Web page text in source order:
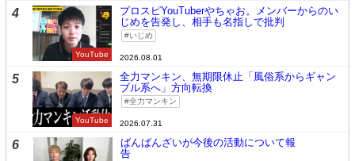
4
YouTube
プロスピYouTuberやちゃお。メンバーからのい
じめを告発し、相手も名指しで批判
いじめ
2026.08.01
5
YouTube
全力マンキン、無期限休止「風俗系からギャン
ブル系へ」方向転換
全力マンキン
2026.07.31
6
ばんばんざいが今後の活動について報
告